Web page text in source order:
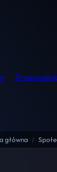
Przewodnik
główna /